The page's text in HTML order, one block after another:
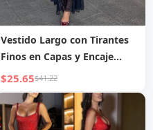
Vestido Largo con Tirantes
Finos en Capas y Encaje
Transparente Sexy Europeo y
Americano Transfronterizo
$25.65$41.22